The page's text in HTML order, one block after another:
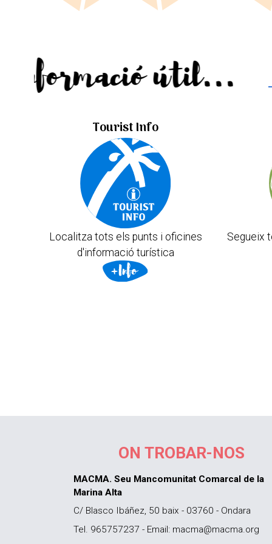
Informació útil...
Tourist Info
Localitza tots els punts i oficines
d'informació turística
Segueix
ON TROBAR-NOS
MACMA. Seu Mancomunitat Comarcal de la
Marina Alta
C/ Blasco Ibáñez, 50 baix - 03760 - Ondara
Tel. 965757237 - Email: macma@macma.org